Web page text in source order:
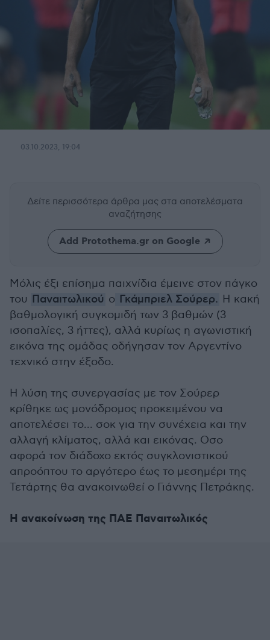
03.10.2023, 19:04
Δείτε περισσότερα άρθρα μας στα αποτελέσματα
αναζήτησης
Add Protothema.gr on Google
Μόλις έξι επίσημα παιχνίδια έμεινε στον πάγκο
του Παναιτωλικού ο Γκάμπριελ Σούρερ. Η κακή
βαθμολογική συγκομιδή των 3 βαθμών (3
ισοπαλίες, 3 ήττες), αλλά κυρίως η αγωνιστική
εικόνα της ομάδας οδήγησαν τον Αργεντίνο
τεχνικό στην έξοδο.
Η λύση της συνεργασίας με τον Σούρερ
κρίθηκε ως μονόδρομος προκειμένου να
αποτελέσει το... σοκ για την συνέχεια και την
αλλαγή κλίματος, αλλά και εικόνας. Οσο
αφορά τον διάδοχο εκτός συγκλονιστικού
απροόπτου το αργότερο έως το μεσημέρι της
Τετάρτης θα ανακοινωθεί ο Γιάννης Πετράκης.
Η ανακοίνωση της ΠΑΕ Παναιτωλικός